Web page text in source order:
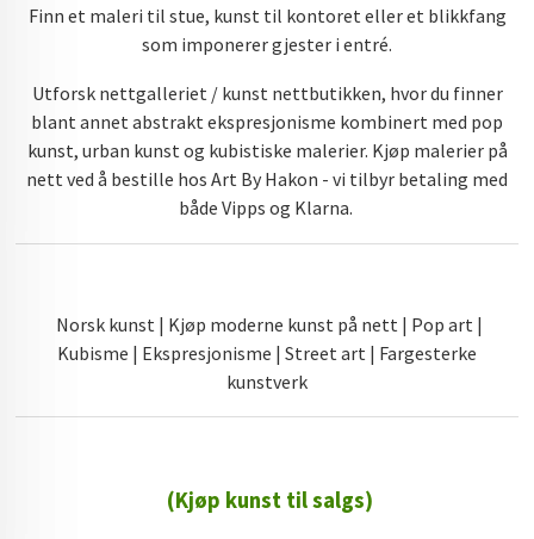
Finn et maleri til stue, kunst til kontoret eller et blikkfang
som imponerer gjester i entré.
Utforsk nettgalleriet / kunst nettbutikken, hvor du finner
blant annet abstrakt ekspresjonisme kombinert med pop
kunst, urban kunst og kubistiske malerier. Kjøp malerier på
nett ved å bestille hos Art By Hakon - vi tilbyr betaling med
både Vipps og Klarna.
Norsk kunst | Kjøp moderne kunst på nett | Pop art |
Kubisme | Ekspresjonisme | Street art | Fargesterke
kunstverk
(Kjøp kunst til salgs)